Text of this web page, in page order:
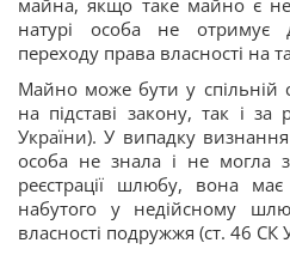
майна, якщо таке майно є
натурі особа не отримує
переходу права власності на
Майно може бути у спільній
на підставі закону, так і
України). У випадку
особа не знала і не могла
реєстрації шлюбу, вона
набутого у недійсному
власності подружжя (ст. 46 СК